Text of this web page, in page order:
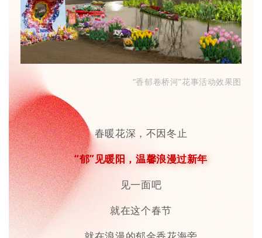
“香郁卷桥河”花事活动效果图
春暖花深，不因冬止
“郁”见暖阳，温馨浪漫过新年
见一面吧
就在这个春节